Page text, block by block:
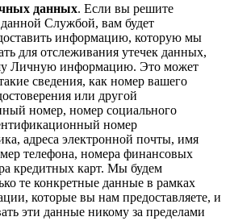
данных. Если вы решите
данной Службой, вам будет
информацию, которую мы
для отслеживания утечек данных,
Личную информацию. Это может
сведения, как номер вашего
или другой
номер, номер социального
номер
адреса электронной почты, имя
телефона, номера финансовых
кредитных карт. Мы будем
те конкретные данные в рамках
которые вы нам предоставляете, и
эти данные никому за пределами